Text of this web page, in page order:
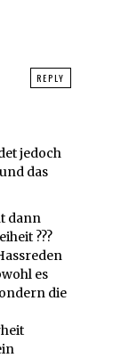
jedoch
das
dann
???
es
die
REPLY